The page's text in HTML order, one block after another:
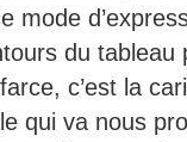
mode
du tableau
c’est la
qui va nous